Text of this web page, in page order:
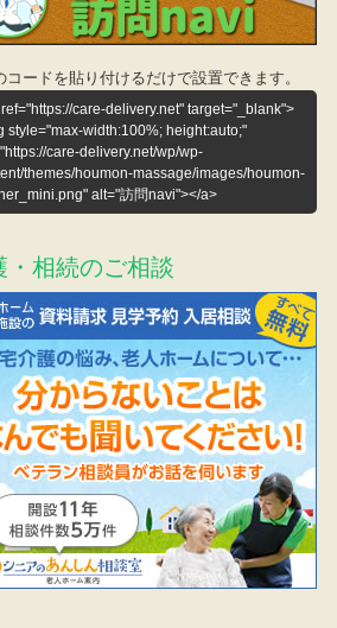
コードを貼り付けるだけで設置できます。
care-delivery.net" target="_blank">
style="max-width:100%; height:auto;"
care-delivery.net/wp/wp-
themes/houmon-massage/images/houmon-
alt="訪問navi"></a>
・相続のご相談